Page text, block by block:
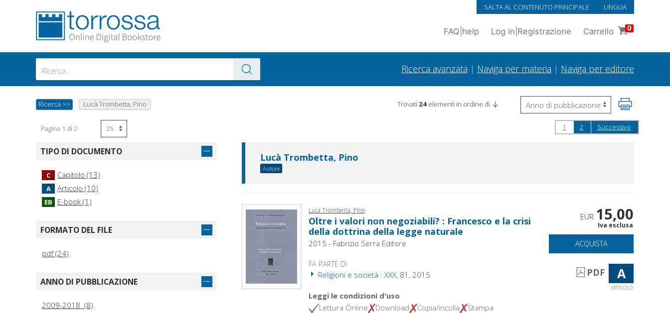
SALTA AL CONTENUTO PRINCIPALE LINGUA
FAQ help Log in Registrazione Carrello 0
Ricerca avanzata | Naviga per materia | Naviga per editore
Ricerca >> Lucà Trombetta, Pino Trovati 24 elementi in ordine di
Pagina 1 di 2 1 2 Successivo
TIPO DI DOCUMENTO
C Capitolo (13)
A Articolo (10)
EB E-book (1)
FORMATO DEL FILE
pdf (24)
ANNO DI PUBBLICAZIONE
2009-2018 (8)
Lucà Trombetta, Pino
Autore
Lucà Trombetta, Pino
Oltre i valori non negoziabili? : Francesco e la crisi
della dottrina della legge naturale
2015 - Fabrizio Serra Editore
FA PARTE DI
Religioni e società : XXX, 81, 2015
Leggi le condizioni d'uso
Lettura Online
Download Copia/incolla Stampa
EUR 15,00
Iva esclusa
ACQUISTA
PDF A
ARTICOLO